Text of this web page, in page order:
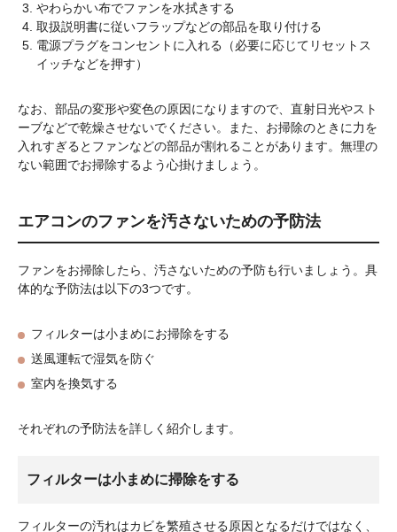
やわらかい布でファンを水拭きする
取扱説明書に従いフラップなどの部品を取り付ける
電源プラグをコンセントに入れる（必要に応じてリセットス
イッチなどを押す）
なお、部品の変形や変色の原因になりますので、直射日光やスト
ーブなどで乾燥させないでください。また、お掃除のときに力を
入れすぎるとファンなどの部品が割れることがあります。無理の
ない範囲でお掃除するよう心掛けましょう。
エアコンのファンを汚さないための予防法
ファンをお掃除したら、汚さないための予防も行いましょう。具
体的な予防法は以下の3つです。
フィルターは小まめにお掃除をする
送風運転で湿気を防ぐ
室内を換気する
それぞれの予防法を詳しく紹介します。
フィルターは小まめに掃除をする
フィルターの汚れはカビを繁殖させる原因となるだけではなく、